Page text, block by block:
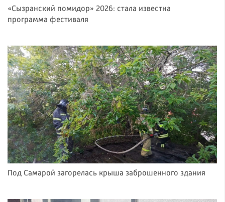
«Сызранский помидор» 2026: стала известна
программа фестиваля
Под Самарой загорелась крыша заброшенного здания